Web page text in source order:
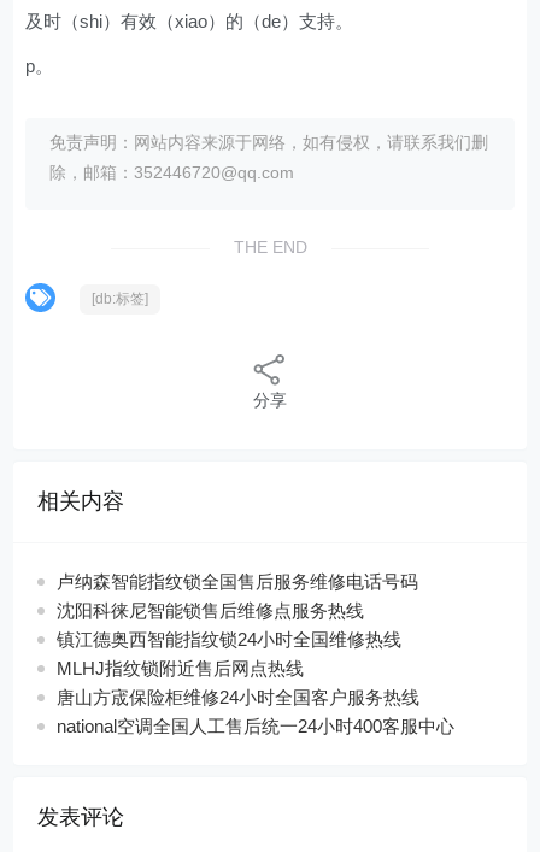
及时（shi）有效（xiao）的（de）支持。
p。
免责声明：网站内容来源于网络，如有侵权，请联系我们删
除，邮箱：352446720@qq.com
THE END
[db:标签]
分享
相关内容
卢纳森智能指纹锁全国售后服务维修电话号码
沈阳科徕尼智能锁售后维修点服务热线
镇江德奥西智能指纹锁24小时全国维修热线
MLHJ指纹锁附近售后网点热线
唐山方宬保险柜维修24小时全国客户服务热线
national空调全国人工售后统一24小时400客服中心
发表评论